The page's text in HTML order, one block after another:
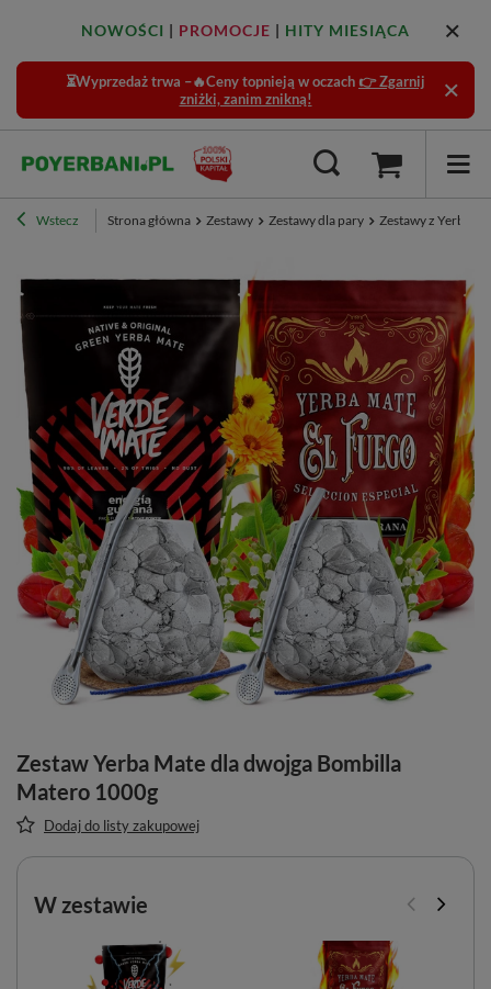
NOWOŚCI | PROMOCJE | HITY MIESIĄCA
⏳Wyprzedaż trwa –🔥Ceny topnieją w oczach 👉 Zgarnij
zniżki, zanim znikną!
Wstecz Strona główna Zestawy Zestawy dla pary Zestawy z Yerbą -
Zestaw Yerba Mate dla dwojga Bombilla
Matero 1000g
Dodaj do listy zakupowej
W zestawie